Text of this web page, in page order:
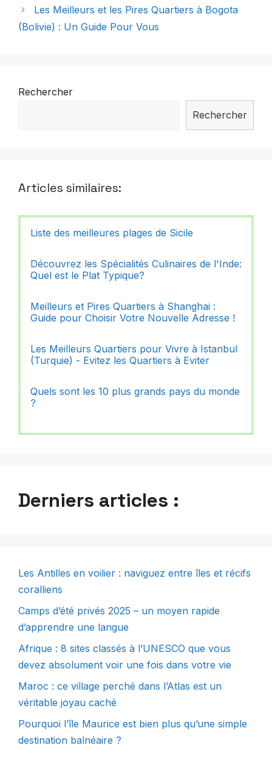
Les Meilleurs et les Pires Quartiers à Bogota
(Bolivie) : Un Guide Pour Vous
Rechercher
Rechercher
Articles similaires:
Liste des meilleures plages de Sicile
Découvrez les Spécialités Culinaires de l'Inde:
Quel est le Plat Typique?
Meilleurs et Pires Quartiers à Shanghai :
Guide pour Choisir Votre Nouvelle Adresse !
Les Meilleurs Quartiers pour Vivre à Istanbul
(Turquie) - Evitez les Quartiers à Eviter
Quels sont les 10 plus grands pays du monde
?
Derniers articles :
Les Antilles en voilier : naviguez entre îles et récifs
coralliens
Camps d’été privés 2025 – un moyen rapide
d’apprendre une langue
Afrique : 8 sites classés à l’UNESCO que vous
devez absolument voir une fois dans votre vie
Maroc : ce village perché dans l’Atlas est un
véritable joyau caché
Pourquoi l’île Maurice est bien plus qu’une simple
destination balnéaire ?